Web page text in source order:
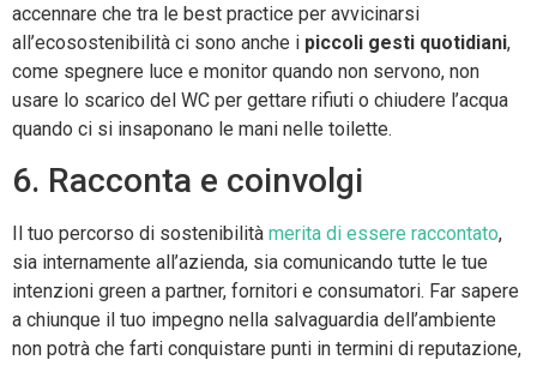
accennare che tra le best practice per avvicinarsi
all’ecosostenibilità ci sono anche i piccoli gesti quotidiani,
come spegnere luce e monitor quando non servono, non
usare lo scarico del WC per gettare rifiuti o chiudere l’acqua
quando ci si insaponano le mani nelle toilette.
6. Racconta e coinvolgi
Il tuo percorso di sostenibilità merita di essere raccontato,
sia internamente all’azienda, sia comunicando tutte le tue
intenzioni green a partner, fornitori e consumatori. Far sapere
a chiunque il tuo impegno nella salvaguardia dell’ambiente
non potrà che farti conquistare punti in termini di reputazione,